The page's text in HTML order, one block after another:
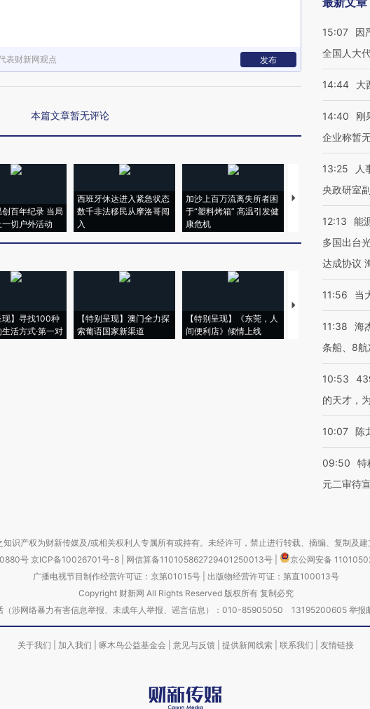
表财新网观点 发布
本篇文章暂无评论
百年纪录 当局
切户外活动
西班牙休达进入紧急状态
数千非法移民从摩洛哥闯
入
加沙上百万流离失所者困
于“塑料烤箱” 高温引发健
康危机
视线｜HYROX的吸金
心“花钱找虐”？
现】寻找100种
活方式·第一对
【特别呈现】澳门全力探
索葡语国家新渠道
【特别呈现】《东莞，人
间便利店》倾情上线
【推广】走进第四届
15:07
因
全国人大
14:44 大
14:40
刚
企业称暂
13:25
人
央政研室
12:13
能
多国出台
达成协议
11:56 当
11:38
海
条船、8航
10:53
的天才，
10:07 陈
09:50
特
元二审待
知识产权为财新传媒及/或相关权利人专属所有或持有。未经许可，禁止进行转载、摘编、复制及建
号京ICP备10026701号-8 网信算备110105862729401250013号
京公网安备
广播电视节目制作经营许可证：京第01015号| 出版物经营许可证：第直100013号
Copyright 财新网 All Rights Reserved 版权所有 复制必究
（涉网络暴力有害信息举报、未成年人举报、谣言信息）：010-85905050 13195200605 举报
关于我们 加入我们 啄木鸟公益基金会 意见与反馈 提供新闻线索 联系我们 友情链接